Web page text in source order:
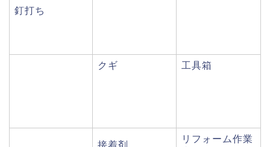
釘打ち
クギ 工具箱
接着剤
リフォーム作業